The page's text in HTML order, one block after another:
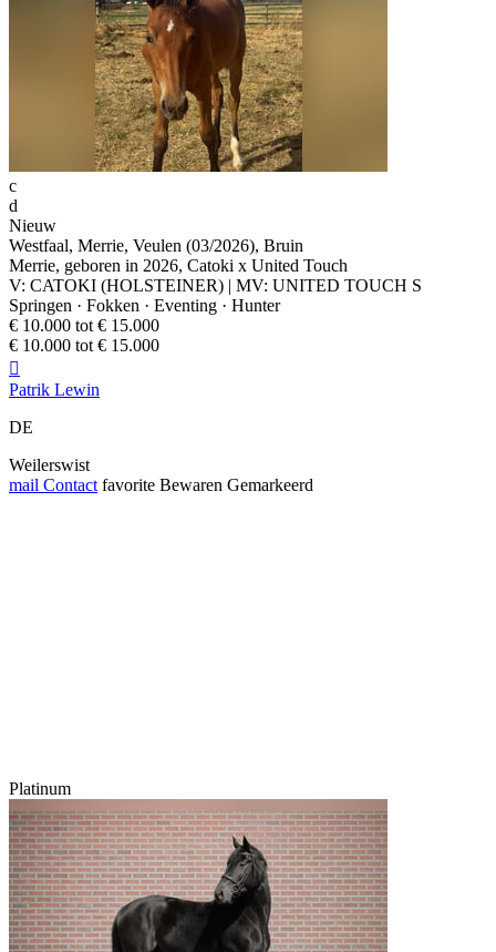
c
d
Nieuw
Westfaal, Merrie, Veulen (03/2026), Bruin
Merrie, geboren in 2026, Catoki x United Touch
V: CATOKI (HOLSTEINER) | MV: UNITED TOUCH S
Springen · Fokken · Eventing · Hunter
€ 10.000 tot € 15.000
€ 10.000 tot € 15.000

Patrik Lewin
DE
Weilerswist
mail Contact favorite Bewaren Gemarkeerd
Platinum